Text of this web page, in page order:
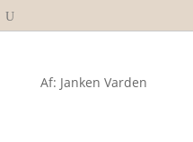
Af: Janken Varden